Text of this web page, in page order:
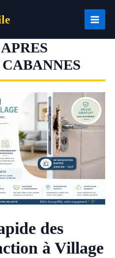
des
à Village